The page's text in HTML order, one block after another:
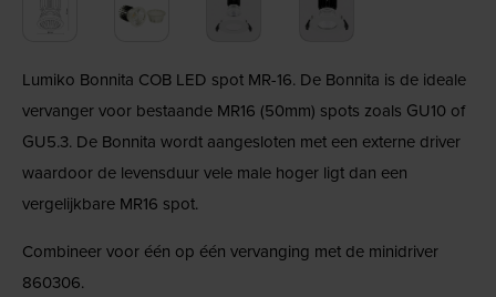
Lumiko Bonnita COB LED spot MR-16. De Bonnita is de ideale
vervanger voor bestaande MR16 (50mm) spots zoals GU10 of
GU5.3. De Bonnita wordt aangesloten met een externe driver
waardoor de levensduur vele male hoger ligt dan een
vergelijkbare MR16 spot.
Combineer voor één op één vervanging met de minidriver
860306.